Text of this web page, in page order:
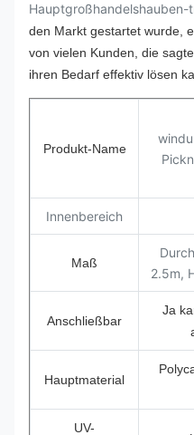
Hauptgroßhandelshauben-
den Markt gestartet wurde,
von vielen Kunden, die
ihren Bedarf effektiv lösen
Produkt-Name
Innenbereich
Maß
2.5m,
Anschließbar
Ja
Hauptmaterial
UV-